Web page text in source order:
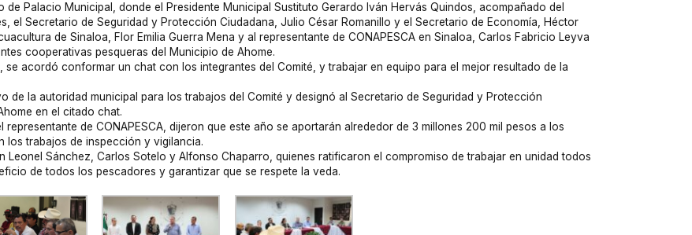
Palacio Municipal, donde el Presidente Municipal Sustituto Gerardo Iván Hervás Quindos, acompañado del
el Secretario de Seguridad y Protección Ciudadana, Julio César Romanillo y el Secretario de Economía, Héctor
de Sinaloa, Flor Emilia Guerra Mena y al representante de CONAPESCA en Sinaloa, Carlos Fabricio Leyva
cooperativas pesqueras del Municipio de Ahome.
acordó conformar un chat con los integrantes del Comité, y trabajar en equipo para el mejor resultado de la
de la autoridad municipal para los trabajos del Comité y designó al Secretario de Seguridad y Protección
en el citado chat.
de CONAPESCA, dijeron que este año se aportarán alrededor de 3 millones 200 mil pesos a los
los trabajos de inspección y vigilancia.
Leonel Sánchez, Carlos Sotelo y Alfonso Chaparro, quienes ratificaron el compromiso de trabajar en unidad todos
de todos los pescadores y garantizar que se respete la veda.